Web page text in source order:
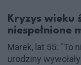
Kryzys wieku
niespełnione
Marek, lat 55: "To
urodziny